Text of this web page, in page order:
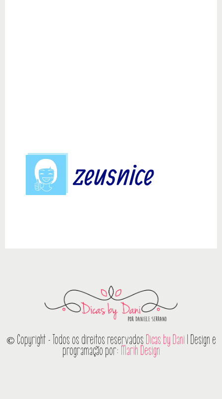
© Copyright - Todos os direitos reservados Dicas by Dani | Design e
programação por: Marih Design